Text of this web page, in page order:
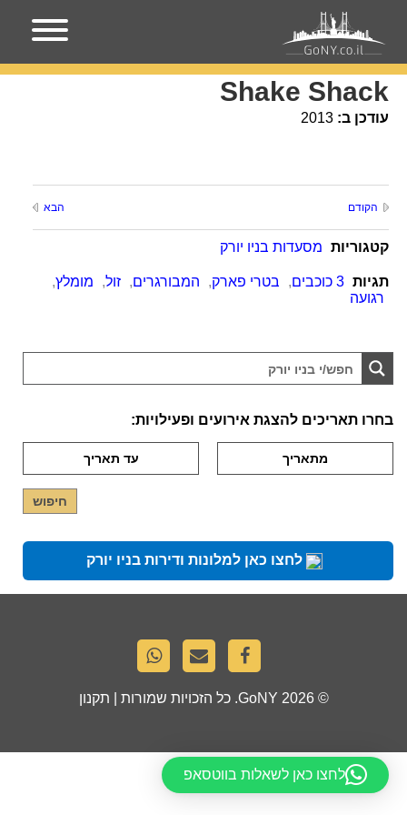
עמוד הבית מקומות בניו-יורק
Shake Shack
עודכן ב: 2013
הקודם הבא
קטגוריות מסעדות בניו יורק
תגיות 3 כוכבים , בטרי פארק, המבורגרים, זול, מומלץ,
רגועה
בחרו תאריכים להצגת אירועים ופעילויות:
לחצו כאן למלונות ודירות בניו יורק
© 2026
GoNY. כל הזכויות שמורות | תקנון
לחצו כאן לשאלות בווטסאפ